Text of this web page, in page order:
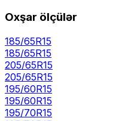
Oxşar ölçülər
185/65R15
185/65R15
205/65R15
205/65R15
195/60R15
195/60R15
195/70R15